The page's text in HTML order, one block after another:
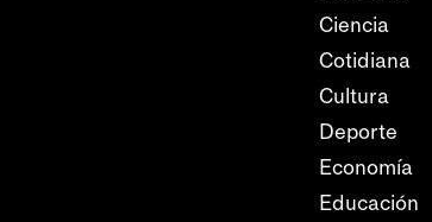
Ciencia
Cotidiana
Cultura
Deporte
Economía
Educación